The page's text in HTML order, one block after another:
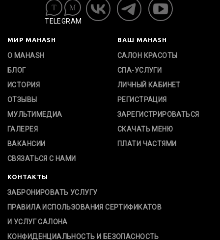
TELEGRAM
МИР MAHASH
О MAHASH
БЛОГ
ИСТОРИЯ
ОТЗЫВЫ
МУЛЬТИМЕДИА
ГАЛЕРЕЯ
ВАКАНСИИ
СВЯЗАТЬСЯ С НАМИ
ВАШ MAHASH
САЛОН КРАСОТЫ
СПА-УСЛУГИ
ЛИЧНЫЙ КАБИНЕТ
РЕГИСТРАЦИЯ
ЗАРЕГИСТРИРОВАТЬСЯ
СКАЧАТЬ МЕНЮ
ПЛАТИ ЧАСТЯМИ
КОНТАКТЫ
ЗАБРОНИРОВАТЬ УСЛУГУ
ПРАВИЛА ИСПОЛЬЗОВАНИЯ СЕРТИФИКАТОВ
И УСЛУГ САЛОНА
КОНФИДЕНЦИАЛЬНОСТЬ И БЕЗОПАСНОСТЬ